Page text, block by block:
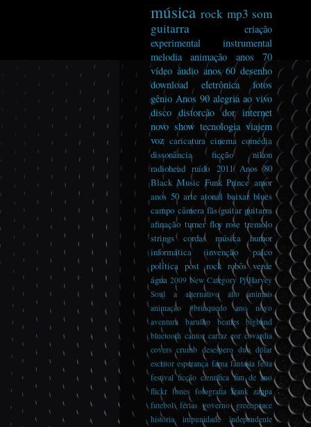
música rock mp3 som
guitarra
criação
experimental
instrumental
melodia
animação
anos 70
vídeo áudio anos 60 desenho
download
eletrônica
fotos
gênio Anos 90 alegria ao vivo
disco distorcão dor internet
novo show tecnologia viajem
voz caricatura cinema comédia
dissonância
ficção
nikon
radiohead ruído 2011 Anos 80
Black Music Funk Prince amor
anos 50 arte atonal baixar blues
campo câmera fãs guitar guitarra
afinação turner floy rose tremolo
strings cordas música
humor
informática
invenção
palco
política post rock robôs verde
água 2009 New Category Pj Harvey
Soul
a alternativo alto
animais
animação #brinquedo
ano novo
aventura
barulho beatles
bigband
bluetooth cantor cartaz cor covardia
covers crumb desespero duo dólar
escritor esperança fama fantasia festa
festival ficção científica fim de ano
flickr fones fotografia frank zappa
futebol
férias governo
greenpeace
história
impunidade
independente